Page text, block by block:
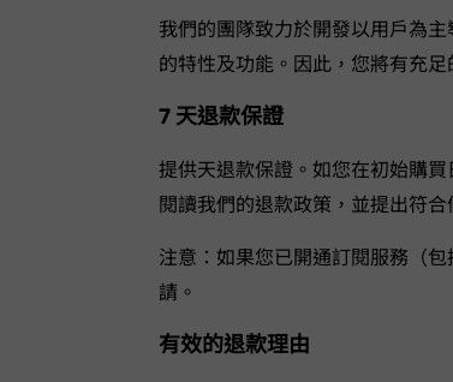
我們的團隊致力於開發以用戶為
的特性及功能。因此，您將有充
7 天退款保證
VideoHunter 提供 7 天退款保證。如您
閱讀我們的退款政策，並提出符合
注意：如果您已開通訂閱服務（包
請。
有效的退款理由